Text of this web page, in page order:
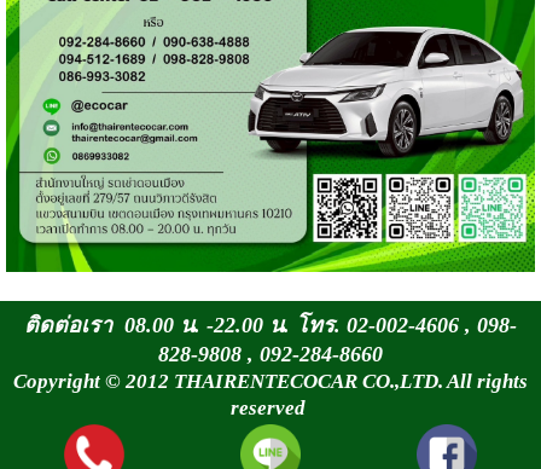
ติดต่อเรา 08.00 น. -22.00 น. โทร. 02-002-4606 , 098-
828-9808 , 092-284-8660
Copyright © 2012 THAIRENTECOCAR CO.,LTD. All rights
reserved